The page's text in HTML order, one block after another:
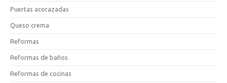
Puertas acorazadas
Queso crema
Reformas
Reformas de baños
Reformas de cocinas